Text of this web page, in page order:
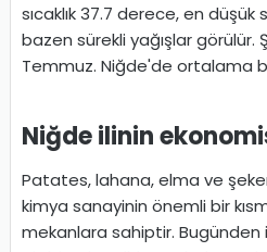
sıcaklık 37.7 derece, en düşük
bazen sürekli yağışlar görülür.
Temmuz. Niğde'de ortalama
Niğde ilinin
Patates, lahana, elma ve
kimya sanayinin önemli bir
mekanlara sahiptir. Bugünden